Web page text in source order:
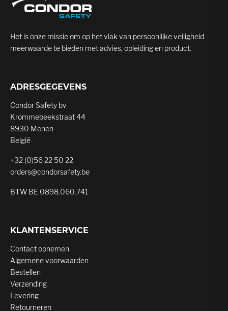
Het is onze missie om op het vlak van persoonlijke veiligheid
meerwaarde te bieden met advies, opleiding en product.
ADRESGEGEVENS
Condor Safety bv
Krommebeekstraat 44
8930 Menen
België
+32 (0)56 22 50 22
orders@condorsafety.be
BTW BE 0898.060.741
KLANTENSERVICE
Contact opnemen
Algemene voorwaarden
Bestellen
Verzending
Levering
Retourneren